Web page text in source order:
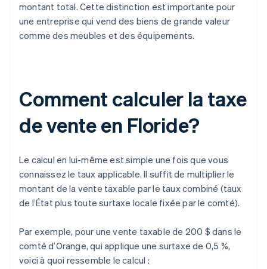
montant total. Cette distinction est importante pour
une entreprise qui vend des biens de grande valeur
comme des meubles et des équipements.
Comment calculer la taxe
de vente en Floride?
Le calcul en lui-même est simple une fois que vous
connaissez le taux applicable. Il suffit de multiplier le
montant de la vente taxable par le taux combiné (taux
de l’État plus toute surtaxe locale fixée par le comté).
Par exemple, pour une vente taxable de 200 $ dans le
comté d’Orange, qui applique une surtaxe de 0,5 %,
voici à quoi ressemble le calcul :